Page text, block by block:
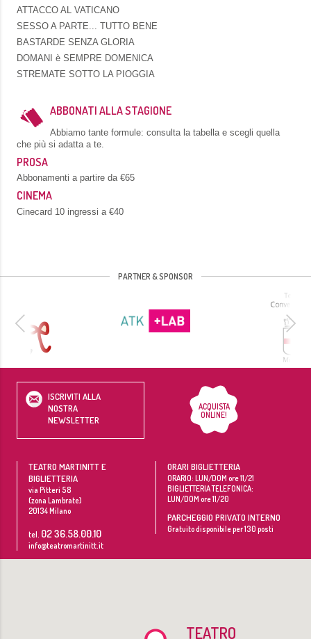
ATTACCO AL VATICANO
SESSO A PARTE... TUTTO BENE
BASTARDE SENZA GLORIA
DOMANI è SEMPRE DOMENICA
STREMATE SOTTO LA PIOGGIA
ABBONATI ALLA STAGIONE
Abbiamo tante formule: consulta la tabella e scegli quella
che più si adatta a te.
PROSA
Abbonamenti a partire da €65
CINEMA
Cinecard 10 ingressi a €40
PARTNER & SPONSOR
ISCRIVITI ALLA
NOSTRA
NEWSLETTER
ACQUISTA
ONLINE!
TEATRO MARTINITT E
BIGLIETTERIA
via Pitteri 58
(zona Lambrate)
20134Milano
tel. 02 36.58.00.10
info@teatromartinitt.it
ORARI BIGLIETTERIA
ORARIO: LUN/DOM ore 11/21
BIGLIETTERIA TELEFONICA:
LUN/DOM ore 11/20
PARCHEGGIO PRIVATO INTERNO
Gratuito disponibile per 130 posti
TEATRO